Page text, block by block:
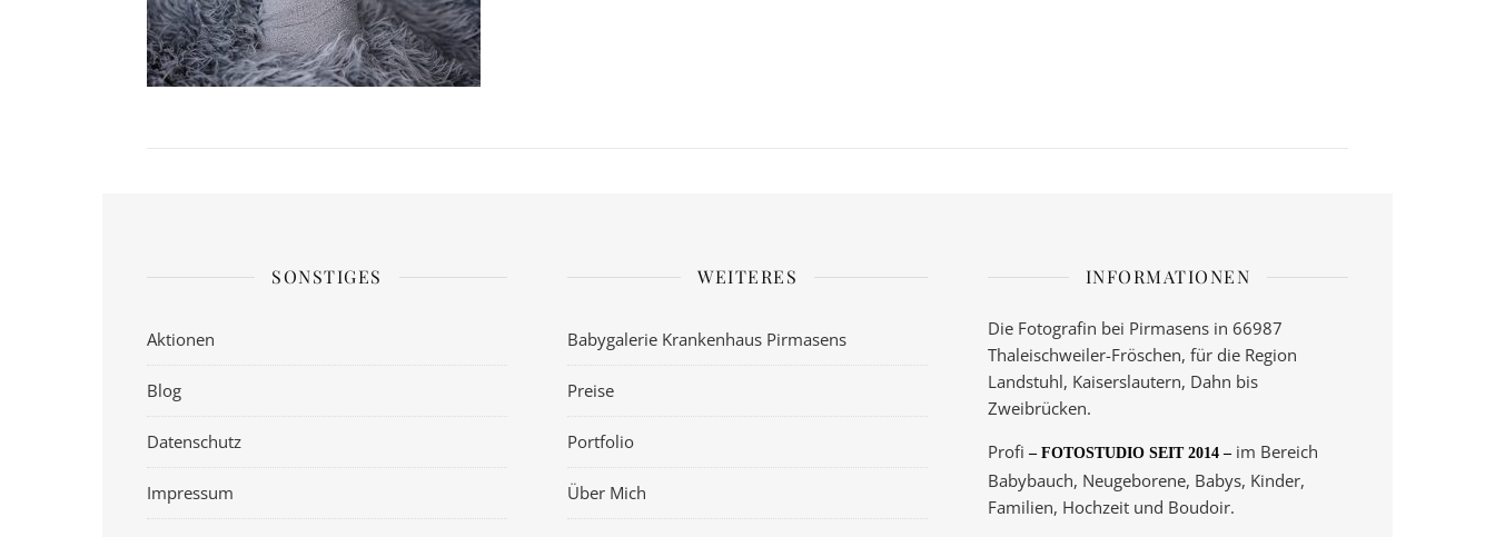
SONSTIGES
Aktionen
Blog
Datenschutz
Impressum
WEITERES
Babygalerie Krankenhaus Pirmasens
Preise
Portfolio
Über Mich
INFORMATIONEN
Die Fotografin bei Pirmasens in 66987
Thaleischweiler-Fröschen, für die Region
Landstuhl, Kaiserslautern, Dahn bis
Zweibrücken.
Profi – FOTOSTUDIO SEIT 2014 – im Bereich
Babybauch, Neugeborene, Babys, Kinder,
Familien, Hochzeit und Boudoir.